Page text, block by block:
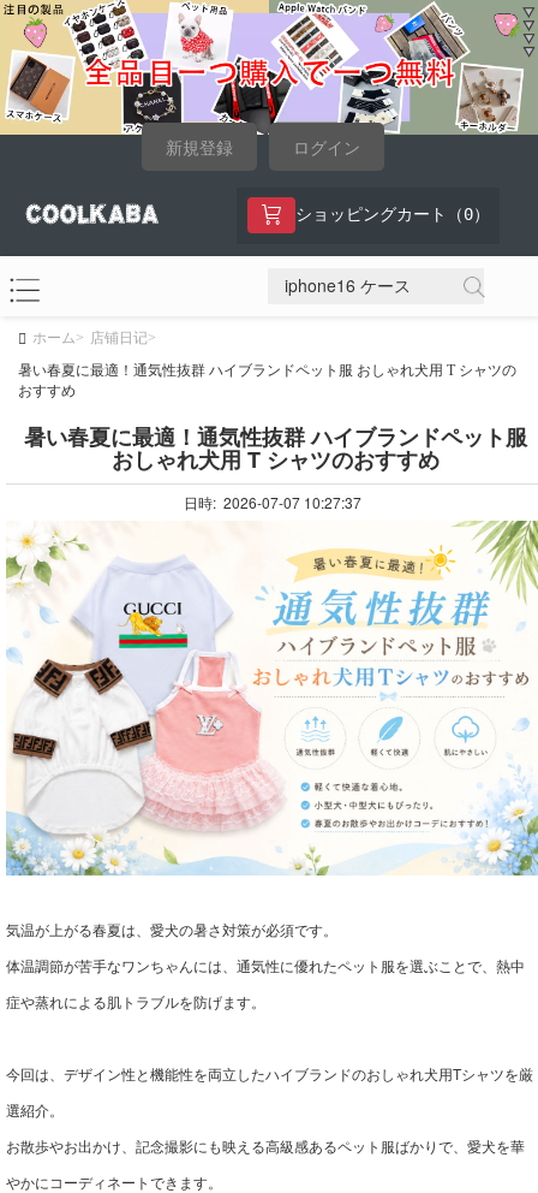
新規登録 ログイン
ショッピングカート（ 0）
ホーム> 店铺日记>
暑い春夏に最適！通気性抜群 ハイブランドペット服 おしゃれ犬用 T シャツの
おすすめ
暑い春夏に最適！通気性抜群 ハイブランドペット服
おしゃれ犬用 T シャツのおすすめ
日時: 2026-07-07 10:27:37
気温が上がる春夏は、愛犬の暑さ対策が必須です。
体温調節が苦手なワンちゃんには、通気性に優れたペット服を選ぶことで、熱中
症や蒸れによる肌トラブルを防げます。
今回は、デザイン性と機能性を両立したハイブランドのおしゃれ犬用Tシャツを厳
選紹介。
お散歩やお出かけ、記念撮影にも映える高級感あるペット服ばかりで、愛犬を華
やかにコーディネートできます。